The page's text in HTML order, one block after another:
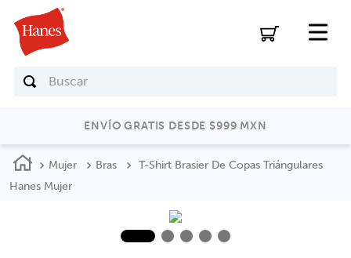
Buscar
ENVÍO GRATIS DESDE $999 MXN
Mujer Bras
T-Shirt Brasier De Copas Triángulares
Hanes Mujer